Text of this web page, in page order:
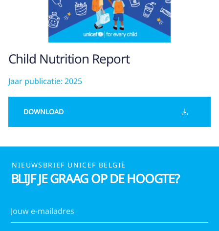
Child Nutrition Report
Jaar publicatie: 2025
DOWNLOAD
NIEUWSBRIEF UNICEF BELGIË
BLIJF JE GRAAG OP DE HOOGTE?